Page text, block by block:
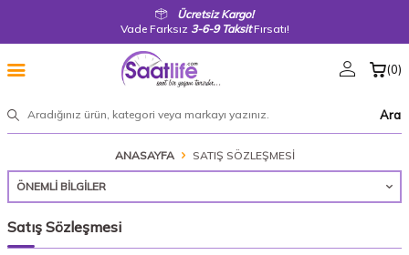
Ücretsiz Kargo!
Vade Farksız 3-6-9 TaksitFırsatı!
Ara
(0)
ANASAYFA SATIŞ SÖZLEŞMESI
ÖNEMLI BILGILER
Satış Sözleşmesi